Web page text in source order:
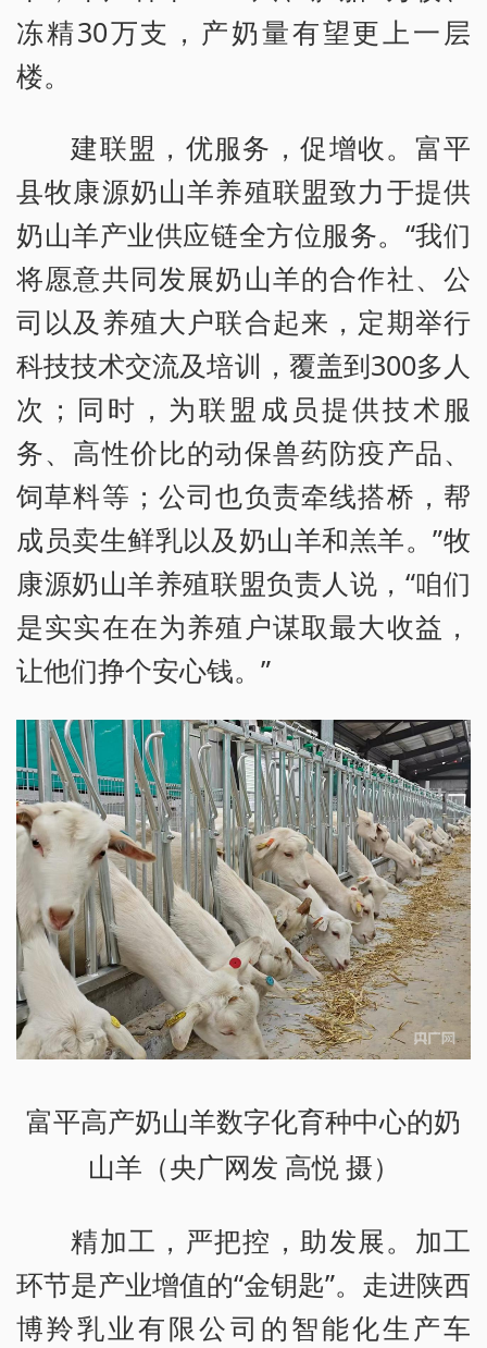
冻精30万支，产奶量有望更上一层
楼。
建联盟，优服务，促增收。富平
县牧康源奶山羊养殖联盟致力于提供
奶山羊产业供应链全方位服务。“我们
将愿意共同发展奶山羊的合作社、公
司以及养殖大户联合起来，定期举行
科技技术交流及培训，覆盖到300多人
次；同时，为联盟成员提供技术服
务、高性价比的动保兽药防疫产品、
饲草料等；公司也负责牵线搭桥，帮
成员卖生鲜乳以及奶山羊和羔羊。”牧
康源奶山羊养殖联盟负责人说，“咱们
是实实在在为养殖户谋取最大收益，
让他们挣个安心钱。”
富平高产奶山羊数字化育种中心的奶
山羊（央广网发 高悦 摄）
精加工，严把控，助发展。加工
环节是产业增值的“金钥匙”。走进陕西
博羚乳业有限公司的智能化生产车